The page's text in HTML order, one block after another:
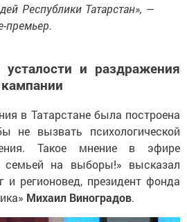
Республики Татарстан», —
премьер.
усталости и раздражения
в Татарстане была построена
не вызвать психологической
Такое мнение в эфире
семьей на выборы!» высказал
и регионовед, президент фонда
Михаил Виноградов.